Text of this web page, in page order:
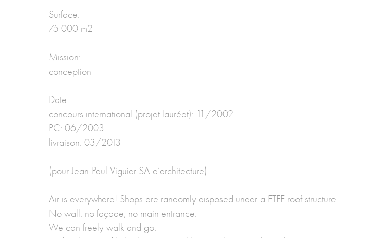
Surface:
75 000 m2
Mission:
conception
Date:
concours international (projet lauréat): 11/2002
PC: 06/2003
livraison: 03/2013
(pour Jean-Paul Viguier SA d’architecture)
Air is everywhere! Shops are randomly disposed under a ETFE roof structure.
No wall, no façade, no main entrance.
We can freely walk and go.